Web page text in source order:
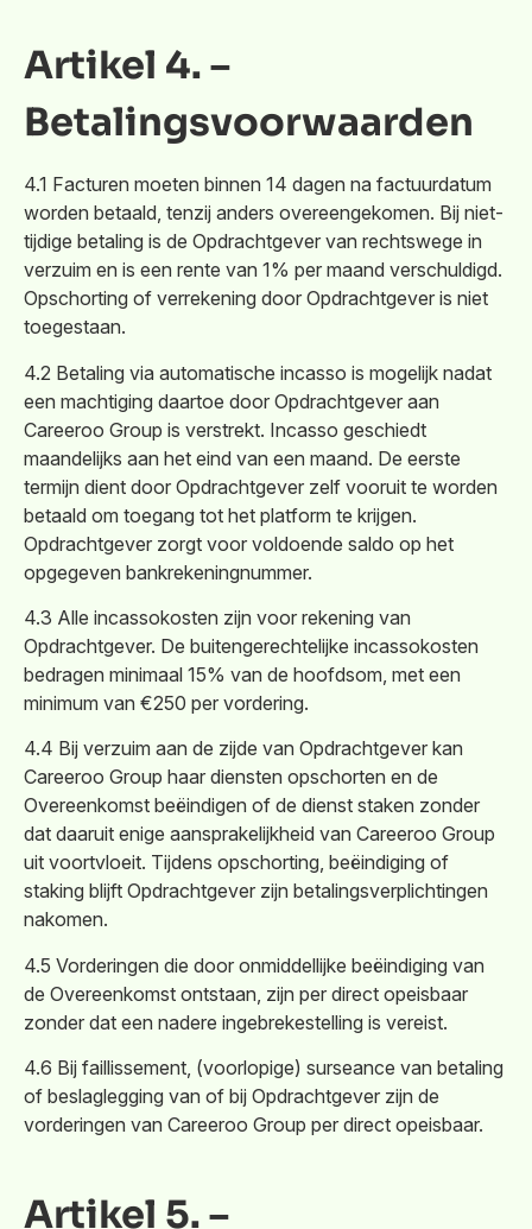
Artikel 4. –
Betalingsvoorwaarden
4.1 Facturen moeten binnen 14 dagen na factuurdatum
worden betaald, tenzij anders overeengekomen. Bij niet-
tijdige betaling is de Opdrachtgever van rechtswege in
verzuim en is een rente van 1% per maand verschuldigd.
Opschorting of verrekening door Opdrachtgever is niet
toegestaan.
4.2 Betaling via automatische incasso is mogelijk nadat
een machtiging daartoe door Opdrachtgever aan
Careeroo Group is verstrekt. Incasso geschiedt
maandelijks aan het eind van een maand. De eerste
termijn dient door Opdrachtgever zelf vooruit te worden
betaald om toegang tot het platform te krijgen.
Opdrachtgever zorgt voor voldoende saldo op het
opgegeven bankrekeningnummer.
4.3 Alle incassokosten zijn voor rekening van
Opdrachtgever. De buitengerechtelijke incassokosten
bedragen minimaal 15% van de hoofdsom, met een
minimum van €250 per vordering.
4.4 Bij verzuim aan de zijde van Opdrachtgever kan
Careeroo Group haar diensten opschorten en de
Overeenkomst beëindigen of de dienst staken zonder
dat daaruit enige aansprakelijkheid van Careeroo Group
uit voortvloeit. Tijdens opschorting, beëindiging of
staking blijft Opdrachtgever zijn betalingsverplichtingen
nakomen.
4.5 Vorderingen die door onmiddellijke beëindiging van
de Overeenkomst ontstaan, zijn per direct opeisbaar
zonder dat een nadere ingebrekestelling is vereist.
4.6 Bij faillissement, (voorlopige) surseance van betaling
of beslaglegging van of bij Opdrachtgever zijn de
vorderingen van Careeroo Group per direct opeisbaar.
Artikel 5. –